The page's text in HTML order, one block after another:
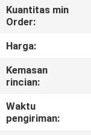
PABRIK
KONTROL
KUALITAS
BERITA
Kuantitas min
Order:
Harga:
Kemasan
rincian:
Waktu
pengiriman: